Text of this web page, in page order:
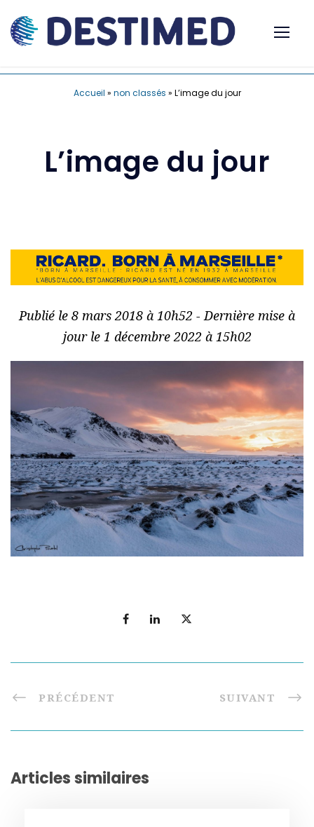
Accueil » non classés » L’image du jour
L’image du jour
Publié le 8 mars 2018 à 10h52 - Dernière mise à
jour le 1 décembre 2022 à 15h02
PRÉCÉDENT SUIVANT
Articles similaires